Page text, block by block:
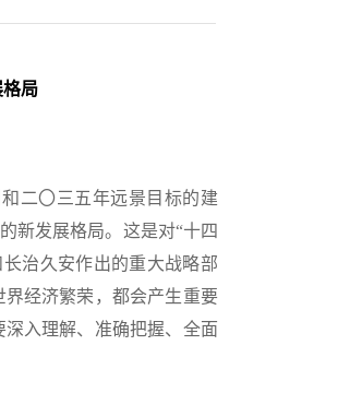
局
二〇三五年远景目标的建
新发展格局。这是对“十四
治久安作出的重大战略部
经济繁荣，都会产生重要
入理解、准确把握、全面